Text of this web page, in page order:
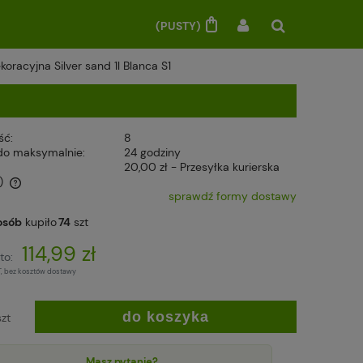
(PUSTY)
Silver sand 1l Blanca S1
8
maksymalnie:
24 godziny
20,00 zł - Przesyłka kurierska
sprawdź formy dostawy
kupiło74 szt
114,99 zł
bez kosztów dostawy
do koszyka